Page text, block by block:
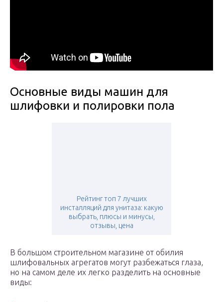
Основные виды машин для
шлифовки и полировки пола
Рейтинг топ 7 лучших
инсталляций для унитаза: какую
выбрать, плюсы и минусы,
отзывы, цена
В большом строительном магазине от обилия
шлифовальных агрегатов могут разбежаться глаза,
но на самом деле их легко разделить на основные
виды: